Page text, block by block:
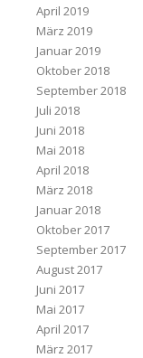
April 2019
März 2019
Januar 2019
Oktober 2018
September 2018
Juli 2018
Juni 2018
Mai 2018
April 2018
März 2018
Januar 2018
Oktober 2017
September 2017
August 2017
Juni 2017
Mai 2017
April 2017
März 2017